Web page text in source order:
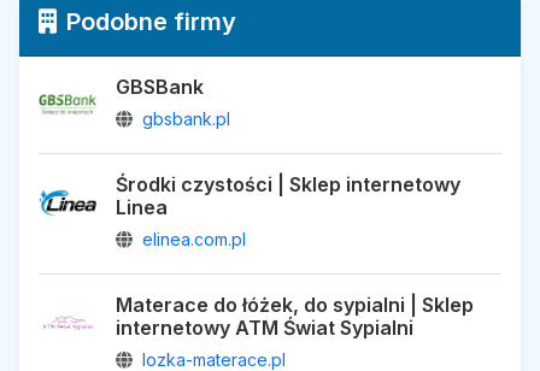
Podobne firmy
GBSBank
gbsbank.pl
Środki czystości | Sklep internetowy
Linea
elinea.com.pl
Materace do łóżek, do sypialni | Sklep
internetowy ATM Świat Sypialni
lozka-materace.pl